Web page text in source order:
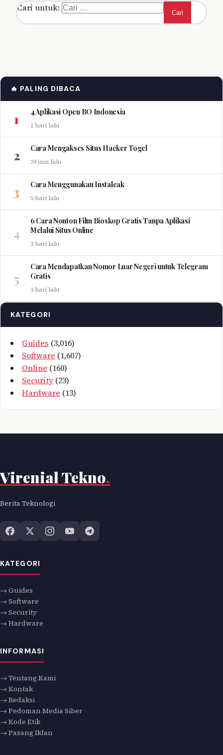
Cari untuk:
🔥 PALING DIBACA
1 4 Aplikasi Open BO Indonesia
1 hari lalu
2 Cara Mengakses Situs Hacker Togel
24 jam lalu
3 Cara Menggunakan Instaleak
5 hari lalu
4
6 Cara Nonton Film Bioskop Gratis Tanpa Aplikasi
Melalui Situs Online
3 hari lalu
5
Cara Mendapatkan Nomor Luar Negeri untuk Telegram
Gratis
3 hari lalu
KATEGORI
Guides (3,016)
Software (1,607)
Online (160)
Security (23)
Hardware (13)
Virenial Tekno.
Berita Teknologi
KATEGORI
→ Guides
→ Software
→ Security
→ Hardware
INFORMASI
→ Tentang Kami
→ Kontak
→ Redaksi
→ Pedoman Media Siber
→ Kode Etik
→ Pasang Iklan